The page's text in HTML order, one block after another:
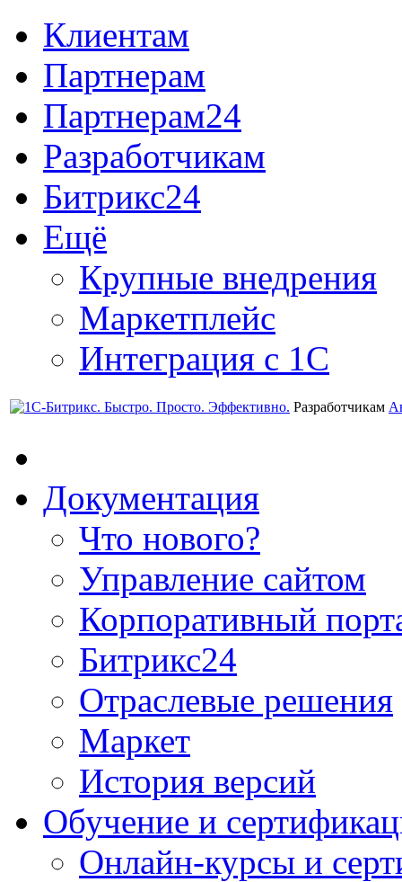
Клиентам
Партнерам
Партнерам24
Разработчикам
Битрикс24
Ещё
Крупные внедрения
Маркетплейс
Интеграция с 1С
Разработчикам
Документация
Что нового?
Управление сайтом
Корпоративный
Битрикс24
Отраслевые решения
Маркет
История версий
Обучение и
Онлайн-курсы и